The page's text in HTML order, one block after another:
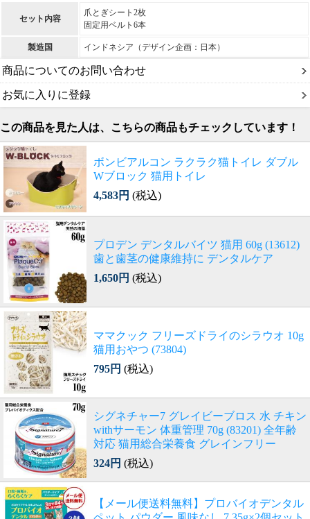
セット内容
爪とぎシート2枚
固定用ベルト6本
製造国 インドネシア（デザイン企画：日本）
商品についてのお問い合わせ
お気に入りに登録
この商品を見た人は、こちらの商品もチェックしています！
ボンビアルコン ラクラク猫トイレ ダブル
Wブロック 猫用トイレ
4,583円 (税込)
プロデン デンタルバイツ 猫用 60g (13612)
歯と歯茎の健康維持に デンタルケア
1,650円 (税込)
ママクック フリーズドライのシラウオ 10g
猫用おやつ (73804)
795円 (税込)
シグネチャー7 グレイビーブロス 水 チキン
withサーモン 体重管理 70g (83201) 全年齢
対応 猫用総合栄養食 グレインフリー
324円 (税込)
【メール便送料無料】プロバイオデンタル